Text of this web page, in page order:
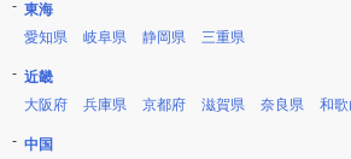
東海
愛知県
岐阜県 静岡県 三重県
近畿
大阪府
兵庫県 京都府 滋賀県 奈良県 和
中国